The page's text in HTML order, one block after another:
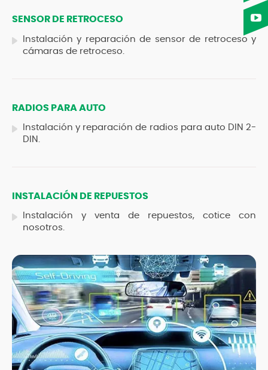
SENSOR DE RETROCESO
Instalación y reparación de sensor de retroceso y
cámaras de retroceso.
RADIOS PARA AUTO
Instalación y reparación de radios para auto DIN 2-
DIN.
INSTALACIÓN DE REPUESTOS
Instalación y venta de repuestos, cotice con
nosotros.